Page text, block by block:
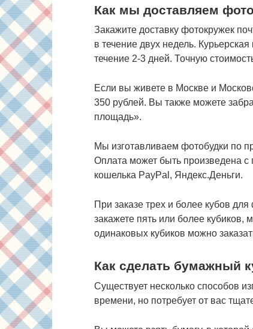
Как мы доставляем
Закажите доставку фотокружек
в течение двух недель.
течение 2-3 дней. Точную
Если вы живете в Москве и
350 рублей. Вы также можете
площадь».
Мы изготавливаем фотобудки по
Оплата может быть произведена с
кошелька PayPal, Яндекс.Деньги.
При заказе трех и более кубов
закажете пять или более
одинаковых кубиков можно
Как сделать бумажный
Существует несколько способов
времени, но потребует от вас